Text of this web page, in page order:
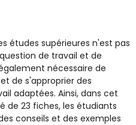
études supérieures n'est pas
de travail et de
nécessaire de
de s'approprier des
adaptées. Ainsi, dans cet
de 23 fiches, les étudiants
conseils et des exemples